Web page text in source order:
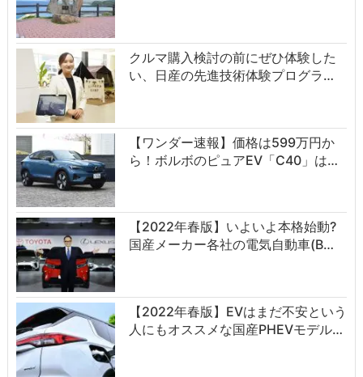
クルマ購入検討の前にぜひ体験した
い、日産の先進技術体験プログラ…
【ワンダー速報】価格は599万円か
ら！ボルボのピュアEV「C40」は…
【2022年春版】いよいよ本格始動?
国産メーカー各社の電気自動車(B…
【2022年春版】EVはまだ不安という
人にもオススメな国産PHEVモデル…